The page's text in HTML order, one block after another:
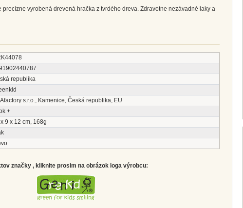
precízne vyrobená drevená hračka z tvrdého dreva. Zdravotne nezávadné laky a
republika
s.r.o., Kamenice, Česká republika, EU
+
9 x 12 cm, 168g
značky , kliknite prosim na obrázok loga výrobcu: